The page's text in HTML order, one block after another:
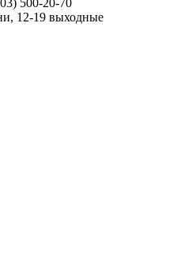
500-20-70
12-19 выходные